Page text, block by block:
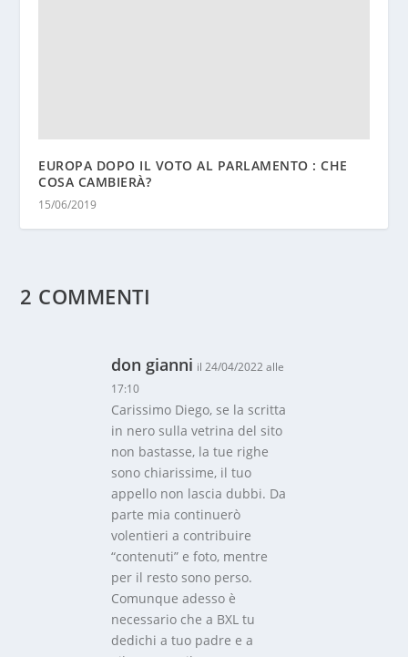
EUROPA DOPO IL VOTO AL PARLAMENTO : CHE
COSA CAMBIERÀ?
15/06/2019
2 COMMENTI
don gianni il 24/04/2022 alle
17:10
Carissimo Diego, se la scritta
in nero sulla vetrina del sito
non bastasse, la tue righe
sono chiarissime, il tuo
appello non lascia dubbi. Da
parte mia continuerò
volentieri a contribuire
“contenuti” e foto, mentre
per il resto sono perso.
Comunque adesso è
necessario che a BXL tu
dedichi a tuo padre e a